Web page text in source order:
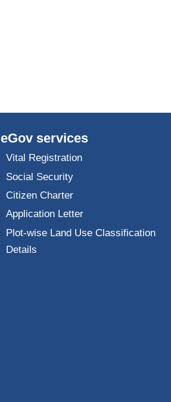
eGov services
Vital Registration
Social Security
Citizen Charter
Application Letter
Plot-wise Land Use Classification
Details